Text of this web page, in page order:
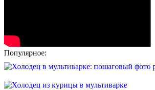
Популярное: